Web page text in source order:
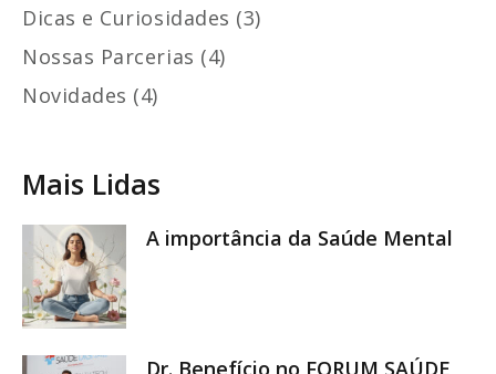
Dicas e Curiosidades (3)
Nossas Parcerias (4)
Novidades (4)
Mais Lidas
A importância da Saúde Mental
Dr. Benefício no FORUM SAÚDE